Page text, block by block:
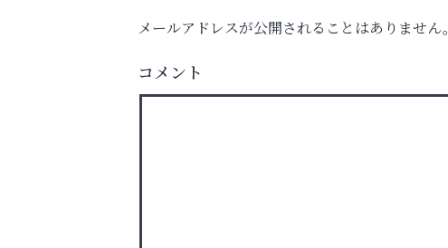
に知っておきたい子どもの近視対策～
芦屋インターナショナルスク
メールアドレスが公開されることはありません。
コメント